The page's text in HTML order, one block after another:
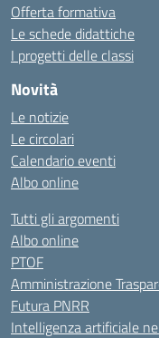
Offerta formativa
Le schede didattiche
I progetti delle classi
Novità
Le notizie
Le circolari
Calendario eventi
Albo online
Tutti gli argomenti
Albo online
PTOF
Amministrazione
Futura PNRR
Intelligenza artificiale